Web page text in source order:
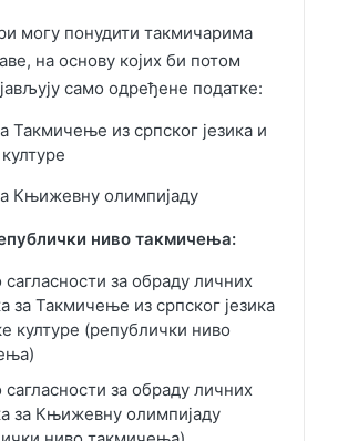
могу понудити такмичарима
на основу којих би потом
само одређене податке:
Такмичење из српског језика и
Књижевну олимпијаду
ниво такмичења:
сагласности за обраду личних
за Такмичење из српског језика
културе (републички ниво
сагласности за обраду личних
за Књижевну олимпијаду